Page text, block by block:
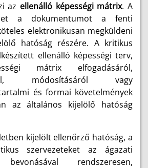
az ellenálló képességi mátrix. A
a dokumentumot a fenti
elektronikusan megküldeni
hatóság részére. A kritikus
ellenálló képességi terv,
mátrix elfogadásáról,
módosításáról vagy
és formai követelmények
az általános kijelölő hatóság
kijelölt ellenőrző hatóság, a
szervezeteket az ágazati
bevonásával rendszeresen,